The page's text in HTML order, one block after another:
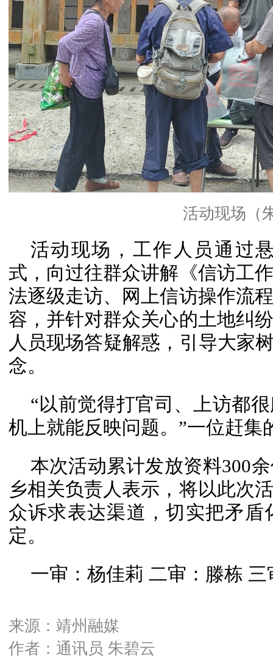
活动现场（
活动现场，工作人员通过
式，向过往群众讲解《信访工
法逐级走访、网上信访操作流
容，并针对群众关心的土地纠
人员现场答疑解惑，引导大家
念。
“以前觉得打官司、上访都
机上就能反映问题。”一位赶集
本次活动累计发放资料300
乡相关负责人表示，将以此次
众诉求表达渠道，切实把矛
定。
一审：杨佳莉 二审：滕栋
来源：靖州融媒
作者：通讯员 朱碧云